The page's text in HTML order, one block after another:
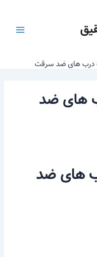
درب های ضد سرقت
های ضد
های ضد